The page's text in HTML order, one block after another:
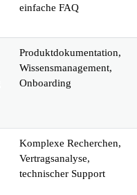
einfache FAQ
Produktdokumentation,
Wissensmanagement,
Onboarding
Komplexe Recherchen,
Vertragsanalyse,
technischer Support